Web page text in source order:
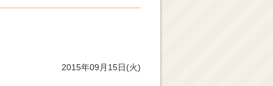
2015年09月15日(火)